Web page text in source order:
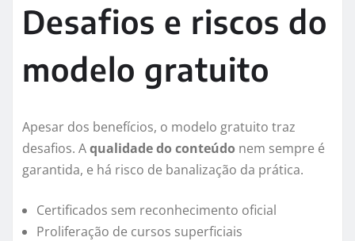
Desafios e riscos do
modelo gratuito
Apesar dos benefícios, o modelo gratuito traz
desafios. Aqualidade do conteúdo nem sempre é
garantida, e há risco de banalização da prática.
Certificados sem reconhecimento oficial
Proliferação de cursos superficiais